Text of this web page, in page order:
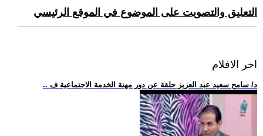
التعليق والتصويت على الموضوع في الموقع الرئيسي
اخر الافلام
.. د/ سامح سعيد عبد العزيز حلقة عن دور مهنة الخدمة الاجتماعية ف